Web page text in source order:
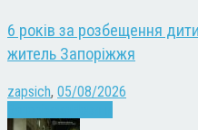
6 років за розбещення
житель Запоріжжя
zapsich, 05/08/2026